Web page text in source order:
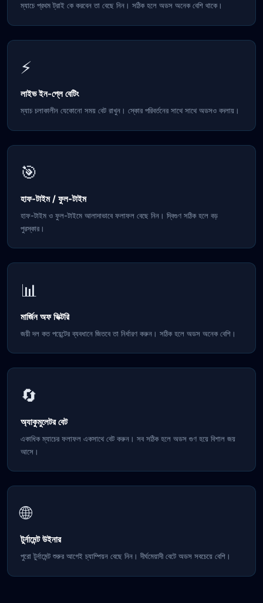
ম্যাচে প্রথম ট্রাই কে করবেন তা বেছে নিন। সঠিক হলে অডস অনেক বেশি থাকে।
⚡
লাইভ ইন-প্লে বেটিং
ম্যাচ চলাকালীন যেকোনো সময় বেট রাখুন। স্কোর পরিবর্তনের সাথে সাথে অডসও বদলায়।
🎯
হাফ-টাইম / ফুল-টাইম
হাফ-টাইম ও ফুল-টাইমে আলাদাভাবে ফলাফল বেছে নিন। দ্বিগুণ সঠিক হলে বড়
পুরস্কার।
📊
মার্জিন অফ ভিক্টরি
জয়ী দল কত পয়েন্টের ব্যবধানে জিতবে তা নির্ধারণ করুন। সঠিক হলে অডস অনেক বেশি।
🔄
অ্যাকুমুলেটর বেট
একাধিক ম্যাচের ফলাফল একসাথে বেট করুন। সব সঠিক হলে অডস গুণ হয়ে বিশাল জয়
আসে।
🌐
টুর্নামেন্ট উইনার
পুরো টুর্নামেন্ট শুরুর আগেই চ্যাম্পিয়ন বেছে নিন। দীর্ঘমেয়াদী বেটে অডস সবচেয়ে বেশি।